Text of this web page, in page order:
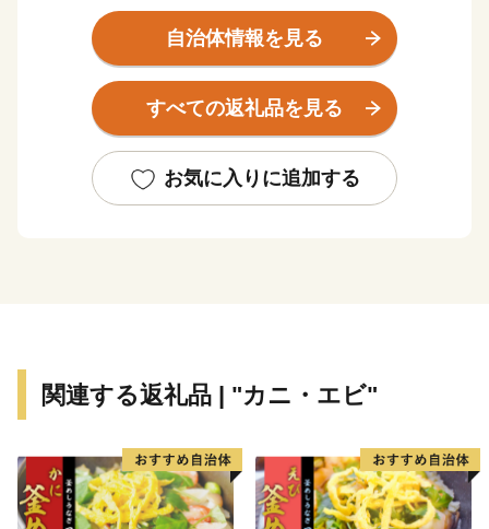
を経て、あの鳥取砂丘の砂を育んだ源流のまちです。
まちの総面積の９割以上が山林で、スギをはじめとする
見渡すかぎりの緑が一面に広がります。春には、ソメイ
ヨシノ、シャクナゲ、ドウダンツツジ、夏には清涼な緑
ちを彩る植物や、美しい自然にあふれています。
自治体情報を見る
すべての返礼品を見る
お気に入りに追加する
関連する返礼品 | "カニ・エビ"